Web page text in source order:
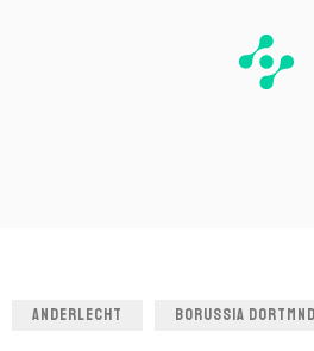
ANDERLECHT BORUSSIA DORTMND